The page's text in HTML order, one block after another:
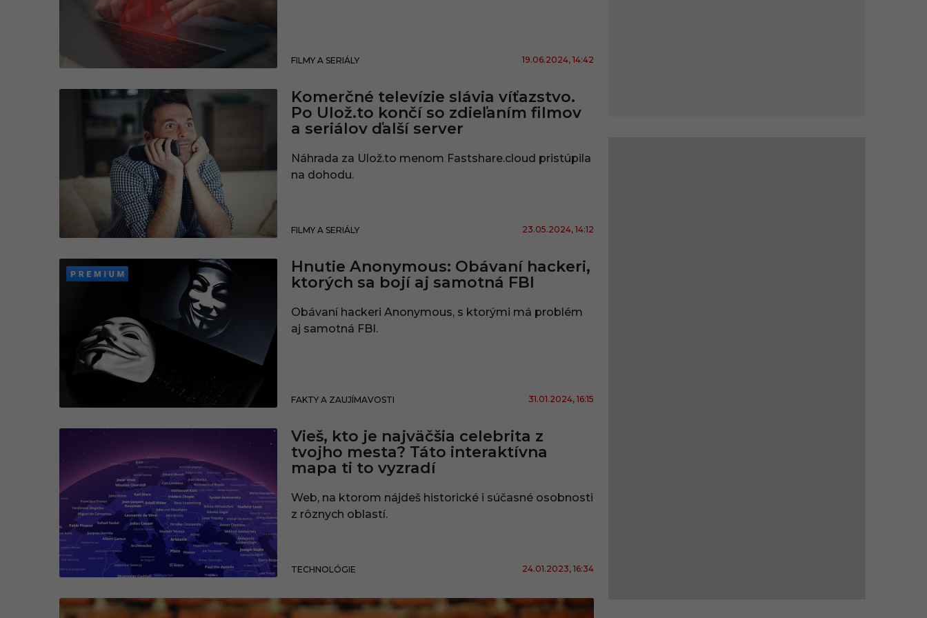
FILMY A SERIÁLY 19.06.2024, 14:42
Komerčné televízie slávia víťazstvo.
Po Ulož.to končí so zdieľaním filmov
a seriálov ďalší server
Náhrada za Ulož.to menom Fastshare.cloud pristúpila
na dohodu.
FILMY A SERIÁLY 23.05.2024, 14:12
Hnutie Anonymous: Obávaní hackeri,
ktorých sa bojí aj samotná FBI
Obávaní hackeri Anonymous, s ktorými má problém
aj samotná FBI.
FAKTY A ZAUJÍMAVOSTI 31.01.2024, 16:15
Vieš, kto je najväčšia celebrita z
tvojho mesta? Táto interaktívna
mapa ti to vyzradí
Web, na ktorom nájdeš historické i súčasné osobnosti
z rôznych oblastí.
TECHNOLÓGIE 24.01.2023, 16:34